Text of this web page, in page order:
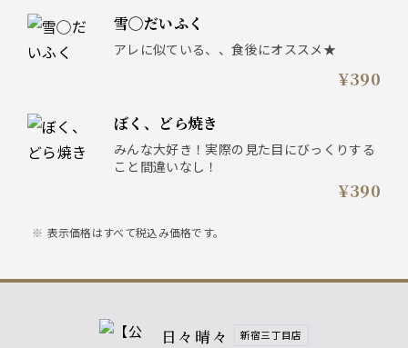
雪◯だいふく
アレに似ている、、食後にオススメ★
¥390
ぼく、どら焼き
みんな大好き！実際の見た目にびっくりする
こと間違いなし！
¥390
表示価格はすべて税込み価格です。
日々晴々 新宿三丁目店